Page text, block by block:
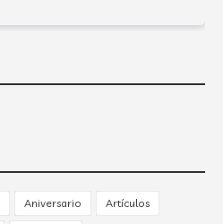
Aniversario Artículos